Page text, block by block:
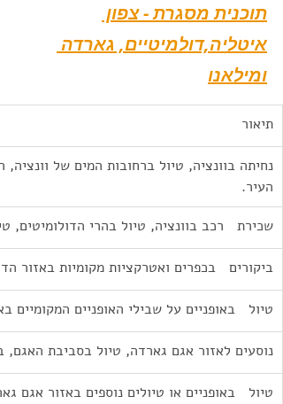
תוכנית מסגרת - צפון
איטליה,דולמיטיים, גארדה
ומילאנו
תיאור
נחיתה בוונציה, טיול ברחובות המים של
העיר.
שכירת   רכב בוונציה, טיול בהרי הדולומיטים,
ביקורים   בכפרים ואטרקציות מקומיות באזור
טיול   באופניים על שבילי האופניים המקומיים
נוסעים לאזור אגם גארדה, טיול בסביבת האגם,
טיול   באופניים או טיולים נוספים באזור אגם